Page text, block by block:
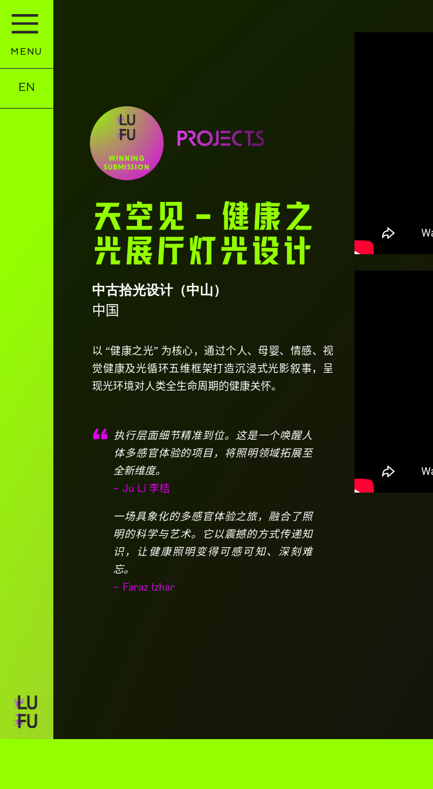
MENU
EN
WINNING
SUBMISSION
天空见 – 健康之
光展厅灯光设计
中古拾光设计（中山）
中国
以 “健康之光” 为核心，通过个人、母婴、情感、视
觉健康及光循环五维框架打造沉浸式光影叙事，呈
现光环境对人类全生命周期的健康关怀。
执行层面细节精准到位。这是一个唤醒人
体多感官体验的项目，将照明领域拓展至
全新维度。
– Ju Li 李桔
一场具象化的多感官体验之旅，融合了照
明的科学与艺术。它以震撼的方式传递知
识，让健康照明变得可感可知、深刻难
忘。
– Faraz Izhar